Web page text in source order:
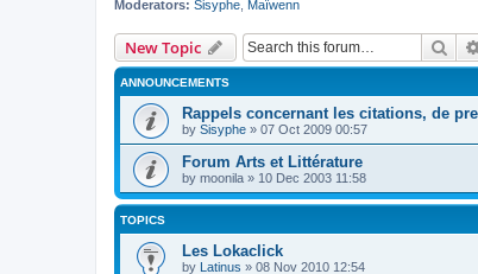
Moderators: Sisyphe Maïwenn
New Topic
ANNOUNCEMENTS
Rappels concernant les citations, de
by Sisyphe » 07 Oct 2009 00:57
Forum Arts et Littérature
by moonila » 10 Dec 2003 11:58
TOPICS
Les Lokaclick
by Latinus » 08 Nov 2010 12:54